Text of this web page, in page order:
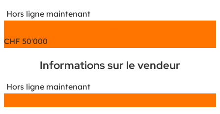
Hors ligne maintenant
CHF 50'000
Informations sur le vendeur
Hors ligne maintenant